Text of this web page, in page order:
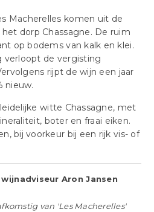
Macherelles komen uit de
dorp Chassagne. De ruim
op bodems van kalk en klei.
verloopt de vergisting
rijpt de wijn een jaar
nieuw.
witte Chassagne, met
boter en fraai eiken.
bij voorkeur bij een rijk vis- of
Aron Jansen
van 'Les Macherelles'